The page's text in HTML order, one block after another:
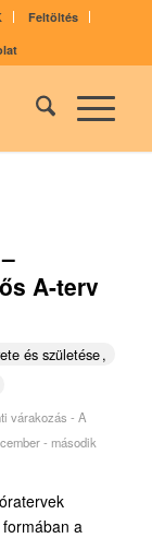
Feltöltés
A-terv
és születése
várakozás - A
- második
a